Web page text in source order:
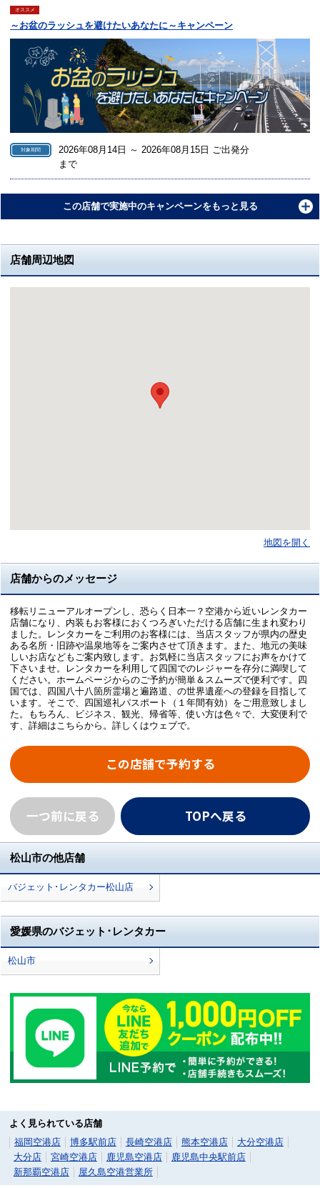
オススメ
～お盆のラッシュを避けたいあなたに～キャンペーン
対象期間
2026年08月14日 ～ 2026年08月15日 ご出発分
まで
この店舗で実施中のキャンペーンをもっと見る
店舗周辺地図
地図を開く
店舗からのメッセージ
移転リニューアルオープンし、恐らく日本一？空港から近いレンタカー
店舗になり、内装もお客様におくつろぎいただける店舗に生まれ変わり
ました。レンタカーをご利用のお客様には、当店スタッフが県内の歴史
ある名所・旧跡や温泉地等をご案内させて頂きます。また、地元の美味
しいお店などもご案内致します。お気軽に当店スタッフにお声をかけて
下さいませ。レンタカーを利用して四国でのレジャーを存分に満喫して
ください。ホームページからのご予約が簡単＆スムーズで便利です。四
国では、四国八十八箇所霊場と遍路道、の世界遺産への登録を目指して
います。そこで、四国巡礼パスポート（１年間有効）をご用意致しまし
た。もちろん、ビジネス、観光、帰省等、使い方は色々で、大変便利で
す、詳細はこちらから。詳しくはウェブで。
この店舗で予約する
一つ前に戻る TOPへ戻る
松山市の他店舗
バジェット･レンタカー松山店
愛媛県のバジェット･レンタカー
松山市
よく見られている店舗
福岡空港店
博多駅前店 長崎空港店 熊本空港店
大分空港店
大分店
宮崎空港店 鹿児島空港店
鹿児島中央駅前店
新那覇空港店
屋久島空港営業所